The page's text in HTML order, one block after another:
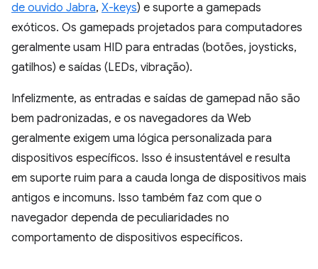
de ouvido Jabra, X-keys) e suporte a gamepads
exóticos. Os gamepads projetados para computadores
geralmente usam HID para entradas (botões, joysticks,
gatilhos) e saídas (LEDs, vibração).
Infelizmente, as entradas e saídas de gamepad não são
bem padronizadas, e os navegadores da Web
geralmente exigem uma lógica personalizada para
dispositivos específicos. Isso é insustentável e resulta
em suporte ruim para a cauda longa de dispositivos mais
antigos e incomuns. Isso também faz com que o
navegador dependa de peculiaridades no
comportamento de dispositivos específicos.